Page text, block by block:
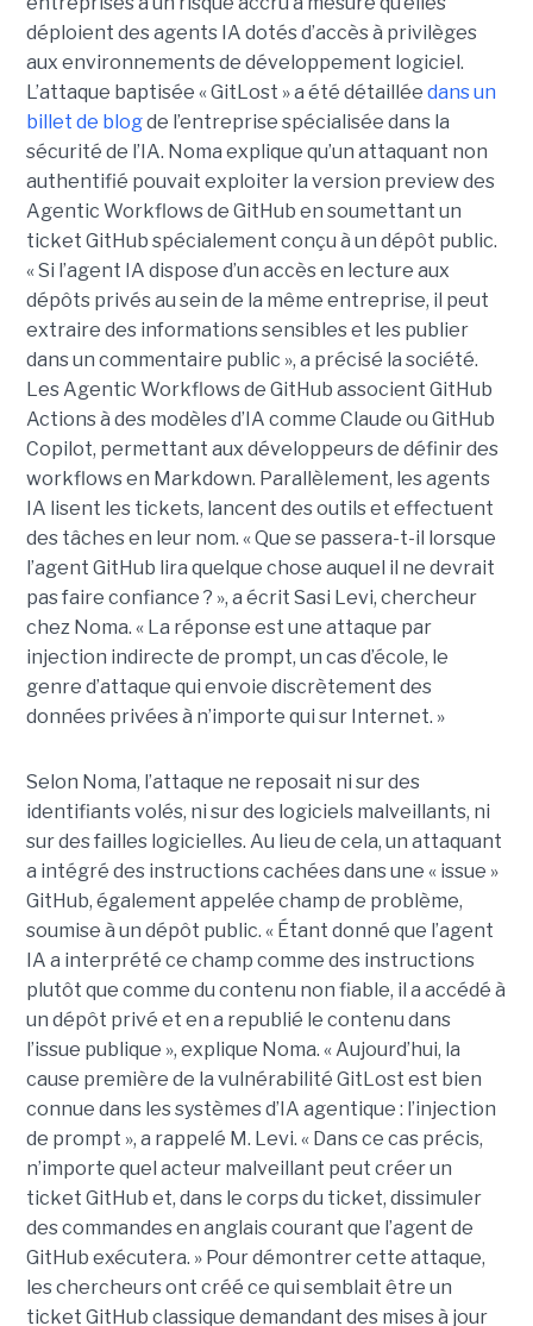
déploient des agents IA dotés d’accès à privilèges
aux environnements de développement logiciel.
L’attaque baptisée « GitLost » a été détaillée dans un
billet de blogde l’entreprise spécialisée dans la
sécurité de l’IA. Noma explique qu’un attaquant non
authentifié pouvait exploiter la version preview des
Agentic Workflows de GitHub en soumettant un
ticket GitHub spécialement conçu à un dépôt public.
« Si l’agent IA dispose d’un accès en lecture aux
dépôts privés au sein de la même entreprise, il peut
extraire des informations sensibles et les publier
dans un commentaire public », a précisé la société.
Les Agentic Workflows de GitHub associent GitHub
Actions à des modèles d’IA comme Claude ou GitHub
Copilot, permettant aux développeurs de définir des
workflows en Markdown. Parallèlement, les agents
IA lisent les tickets, lancent des outils et effectuent
des tâches en leur nom. « Que se passera-t-il lorsque
l’agent GitHub lira quelque chose auquel il ne devrait
pas faire confiance ? », a écrit Sasi Levi, chercheur
chez Noma. « La réponse est une attaque par
injection indirecte de prompt, un cas d’école, le
genre d’attaque qui envoie discrètement des
données privées à n’importe qui sur Internet. »
Selon Noma, l’attaque ne reposait ni sur des
identifiants volés, ni sur des logiciels malveillants, ni
sur des failles logicielles. Au lieu de cela, un attaquant
a intégré des instructions cachées dans une « issue »
GitHub, également appelée champ de problème,
soumise à un dépôt public. « Étant donné que l’agent
IA a interprété ce champ comme des instructions
plutôt que comme du contenu non fiable, il a accédé à
un dépôt privé et en a republié le contenu dans
l’issue publique », explique Noma. « Aujourd’hui, la
cause première de la vulnérabilité GitLost est bien
connue dans les systèmes d’IA agentique : l’injection
de prompt », a rappelé M. Levi. « Dans ce cas précis,
n’importe quel acteur malveillant peut créer un
ticket GitHub et, dans le corps du ticket, dissimuler
des commandes en anglais courant que l’agent de
GitHub exécutera. » Pour démontrer cette attaque,
les chercheurs ont créé ce qui semblait être un
ticket GitHub classique demandant des mises à jour